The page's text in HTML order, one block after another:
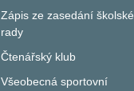
Zápis ze zasedání školské
rady
Čtenářský klub
Všeobecná sportovní